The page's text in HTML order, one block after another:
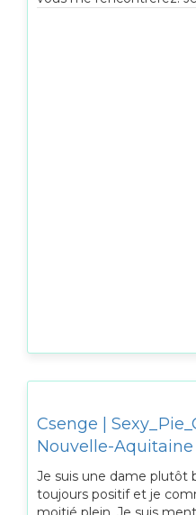
Csenge |
Nouvelle-Aquitaine
Je suis une dame plutôt
toujours positif et je